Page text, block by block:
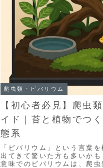
爬虫類・ビバリウム
【初心者必見】爬虫
イド｜苔と植物でつ
態系
「ビバリウム」という言葉
出てきて驚いた方も多いか
意味でのビバリウムは、爬虫